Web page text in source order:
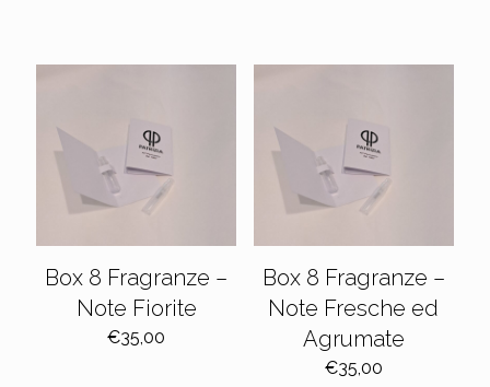
Box 8 Fragranze –
Note Fiorite
€35,00
Box 8 Fragranze –
Note Fresche ed
Agrumate
€35,00